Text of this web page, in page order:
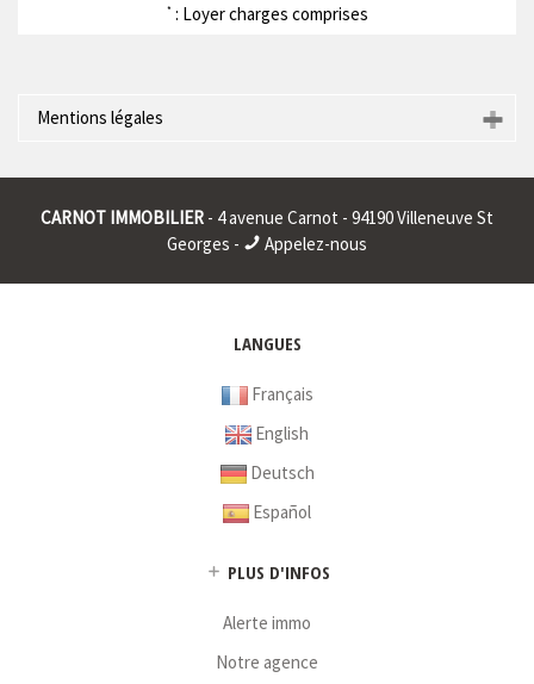
* : Loyer charges comprises
Mentions légales
Intracommunautaire : * |
CARNOT IMMOBILIER - 4 avenue Carnot - 94190 Villeneuve St
Georges -
Appelez-nous
LANGUES
Français
English
Deutsch
Español
PLUS D'INFOS
Alerte immo
Notre agence